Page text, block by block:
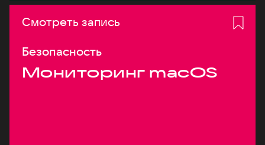
Смотреть запись
Безопасность
Мониторинг macOS